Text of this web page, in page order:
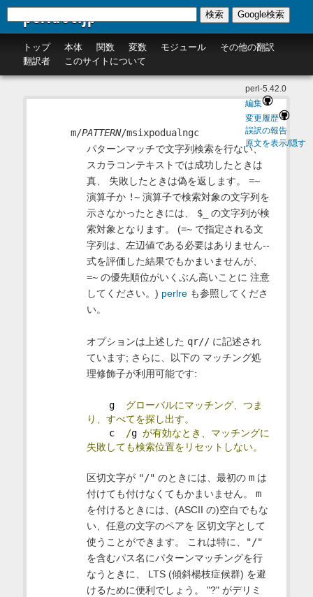
perldoc.jp
トップ 本体 関数 変数 モジュール
その他の翻訳
翻訳者
このサイトについて
検索 Google検索
perl-5.42.0
編集
変更履歴
誤訳の報告
原文を表示/隠す
m/PATTERN/msixpodualngc
パターンマッチで文字列検索を行ない、
スカラコンテキストでは成功したときは
真、 失敗したときは偽を返します。 =~
演算子か !~演算子で検索対象の文字列を
示さなかったときには、 $_
の文字列が検
索対象となります。 (=~で指定される文
字列は、左辺値である必要はありません--
式を評価した結果でもかまいませんが、
=~の優先順位がいくぶん高いことに 注意
してください。) perlreも参照してくださ
い。
オプションは上述した qr//に記述され
ています; さらに、以下の マッチング処
理修飾子が利用可能です:
g グローバルにマッチング、つま
り、すべてを探し出す。
c /g が有効なとき、マッチングに
失敗しても検索位置をリセットしない。
区切文字が "/" のときには、最初の mは
付けても付けなくてもかまいません。 m
を付けるときには、(ASCII の)空白でもな
い、任意の文字のペアを 区切文字として
使うことができます。 これは特に、
"/"
を含むパス名にパターンマッチングを行
なうときに、 LTS (傾斜楊枝症候群) を避
けるために便利でしょう。 "?" がデリミ